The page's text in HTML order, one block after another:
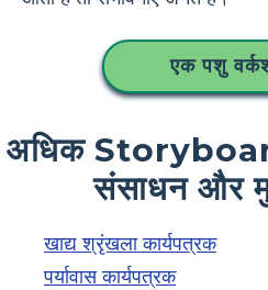
एक पशु
अधिक
संसाधन और
खाद्य श्रृंखला कार्यपत्रक
पर्यावास कार्यपत्रक